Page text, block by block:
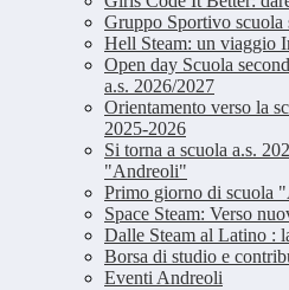
Gruppo Sportivo
Hell Steam: un viaggio
Open day Scuola
a.s. 2026/2027
Orientamento verso la
2025-2026
Si torna a scuola a.s.
"Andreoli"
Primo giorno di scuola
Space Steam: Verso
Dalle Steam al Latino :
Borsa di studio e
Eventi Andreoli